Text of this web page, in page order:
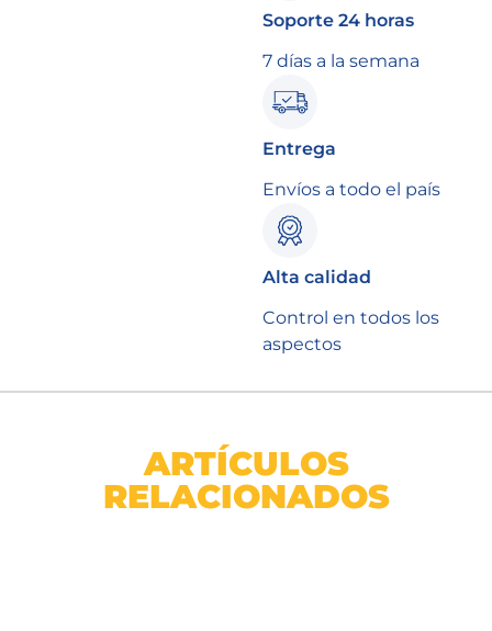
Soporte 24 horas
7 días a la semana
Entrega
Envíos a todo el país
Alta calidad
Control en todos los
aspectos
ARTÍCULOS
RELACIONADOS